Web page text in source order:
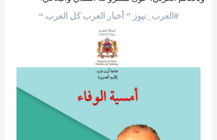
#العرب_نيوز ” أخبار العرب كل العرب “